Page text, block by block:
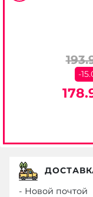
-
- Новой почтой